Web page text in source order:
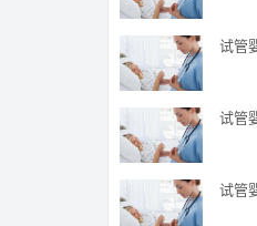
试管
试管
试管